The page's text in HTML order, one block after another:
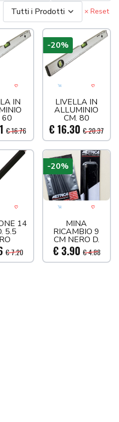
Tutti i Prodotti
× Reset
al carrello
Acquista più tardi
IN
60
€ 16.76
Aggiungi al
LIVELLA IN
ALLUMINIO
CM. 80
€ 16.30 € 20.37
-20%
al carrello
Acquista più tardi
14
5.5
€ 7.20
Aggiungi al
MINA
RICAMBIO 9
CM NERO D.
5.5 1PZ
€ 3.90 € 4.88
-20%